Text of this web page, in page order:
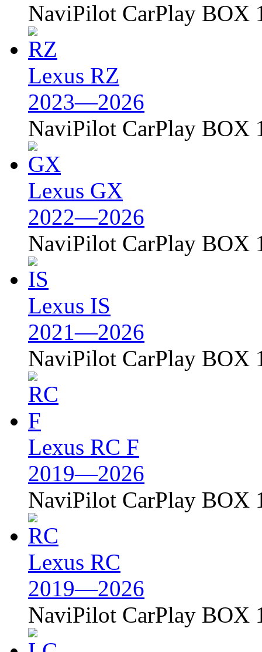
NaviPilot CarPlay BOX
Lexus RZ
2023—2026
NaviPilot CarPlay BOX
Lexus GX
2022—2026
NaviPilot CarPlay BOX
Lexus IS
2021—2026
NaviPilot CarPlay BOX
Lexus RC F
2019—2026
NaviPilot CarPlay BOX
Lexus RC
2019—2026
NaviPilot CarPlay BOX